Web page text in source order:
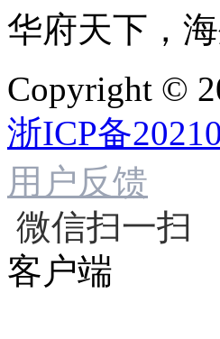
华府天下，
Copyright ©
浙ICP备
用户反馈
微信扫一扫
客户端